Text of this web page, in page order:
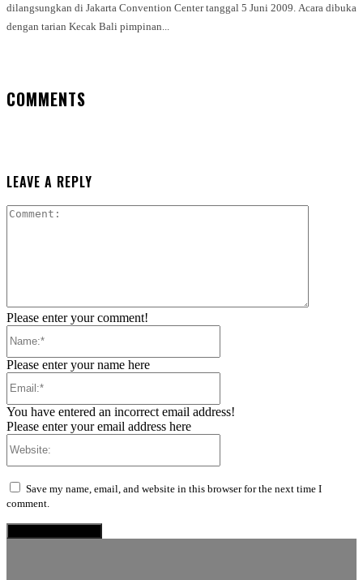
dilangsungkan di Jakarta Convention Center tanggal 5 Juni 2009. Acara dibuka
dengan tarian Kecak Bali pimpinan...
COMMENTS
LEAVE A REPLY
Please enter your comment!
Please enter your name here
You have entered an incorrect email address!
Please enter your email address here
Save my name, email, and website in this browser for the next time I
comment.